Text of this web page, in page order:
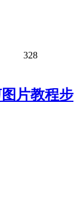
328
片教程步